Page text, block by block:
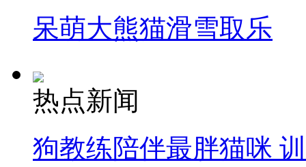
呆萌大熊猫滑雪取乐
热点新闻
狗教练陪伴最胖猫咪